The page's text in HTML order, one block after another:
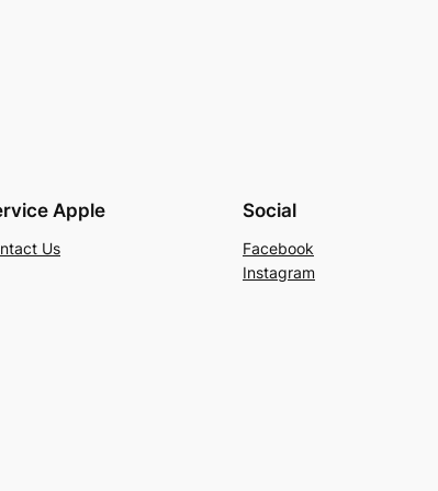
Apple
Us
Social
Facebook
Instagram